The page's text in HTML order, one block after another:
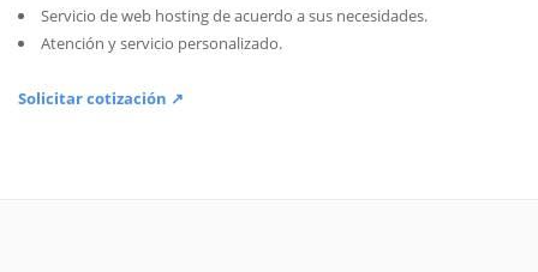
Servicio de web hosting de acuerdo a sus necesidades.
Atención y servicio personalizado.
Solicitar cotización ↗